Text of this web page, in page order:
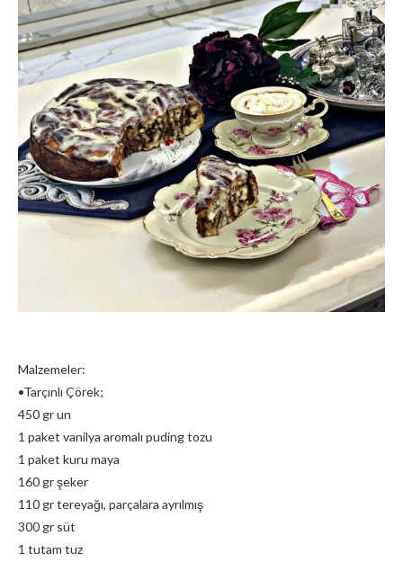
Malzemeler:
•Tarçınlı Çörek;
450 gr un
1 paket vanilya aromalı puding tozu
1 paket kuru maya
160 gr şeker
110 gr tereyağı, parçalara ayrılmış
300 gr süt
1 tutam tuz